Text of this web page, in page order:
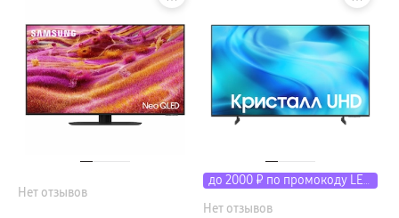
Мультимедиа
гарантия
Наушники
Беспроводные наушники
Проводные наушники
Наушники с шумоподавлением
TWS наушники
доставка
Нет отзывов
до 2000 ₽ по промокоду LETO
Нет отзывов